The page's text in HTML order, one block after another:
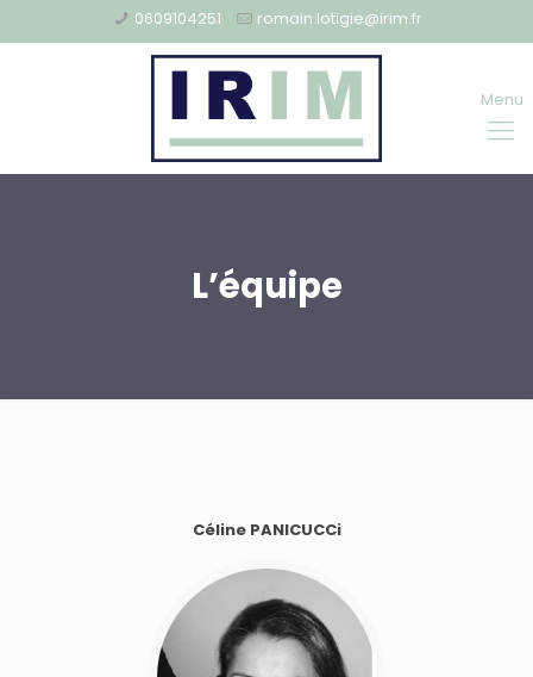
0609104251 romain.lotigie@irim.fr
Menu
L’équipe
Céline PANICUCCi